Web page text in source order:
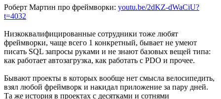
Роберт Мартин про фреймворки: youtu.be/2dKZ-dWaCiU?
t=4032
Низкоквалифицированные сотрудники тоже любят
фреймворки, чаще всего 1 конкретный, бывает не умеют
писать SQL запросы руками и не знают базовых вещей типа:
как работает автозагрузка, как работать с PDO и прочее.
Бывают проекты в которых вообще нет смысла велосипедить,
взял любой фреймворк и накидал приложение за пару дней.
Та же история в проектах с десятками и сотнями